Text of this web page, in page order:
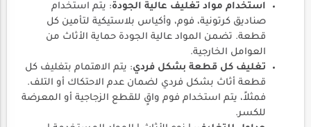
استخدام مواد تغليف عالية الجودة: يتم استخدام
صناديق كرتونية، فوم، وأكياس بلاستيكية لتأمين كل
قطعة. تضمن المواد عالية الجودة حماية الأثاث من
العوامل الخارجية.
تغليف كل قطعة بشكل فردي: يتم الاهتمام بتغليف كل
قطعة أثاث بشكل فردي لضمان عدم الاحتكاك أو التلف.
فمثلاً، يتم استخدام فوم واقٍ للقطع الزجاجية أو المعرضة
للكسر.